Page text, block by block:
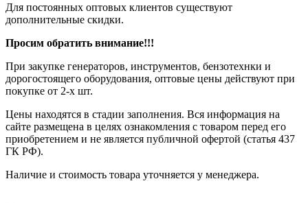
Для постоянных оптовых клиентов существуют
дополнительные скидки.
Просим обратить внимание!!!
При закупке генераторов, инструментов, бензотехнки и
дорогостоящего оборудования, оптовые цены действуют при
покупке от 2-х шт.
Цены находятся в стадии заполнения. Вся информация на
сайте размещена в целях ознакомления с товаром перед его
приобретением и не является публичной офертой (статья 437
ГК РФ).
Наличие и стоимость товара уточняется у менеджера.